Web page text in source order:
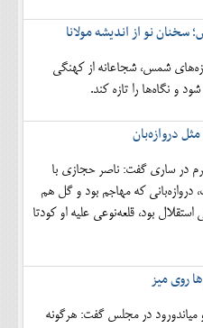
نو از اندیشه مولانا
شمس، شجاعانه از کهنگی
و نگاه‌ها را تازه کند.
دروازه‌بان
در ساری گفت: ناصر حجازی با
دروازه‌بانی که مهاجم بود و گل هم
بود، قلعه‌نوعی علیه او کودتا
روی میز
میاندورود در مجلس گفت: هرگونه